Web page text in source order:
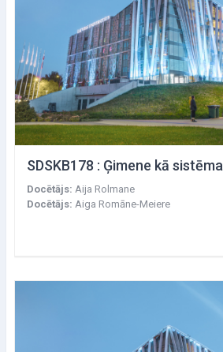
SDSKB178 : Ģimene kā sistēma
Docētājs: Aija Rolmane
Docētājs: Aiga Romāne-Meiere